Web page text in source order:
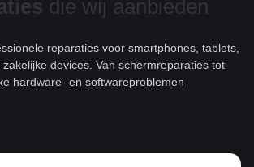
die wij aanbieden
reparaties voor smartphones, tablets,
zakelijke devices. Van schermreparaties tot
hardware- en softwareproblemen